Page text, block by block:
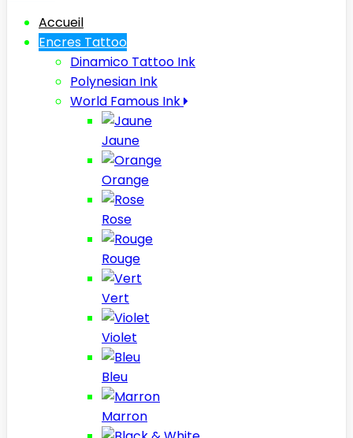
Accueil
Encres Tattoo
Dinamico Tattoo Ink
Polynesian Ink
World Famous Ink
Jaune
Orange
Rose
Rouge
Vert
Violet
Bleu
Marron